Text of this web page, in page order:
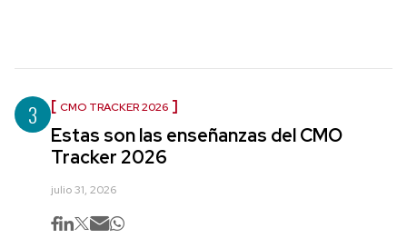
3 CMO TRACKER 2026
Estas son las enseñanzas del CMO
Tracker 2026
julio 31, 2026